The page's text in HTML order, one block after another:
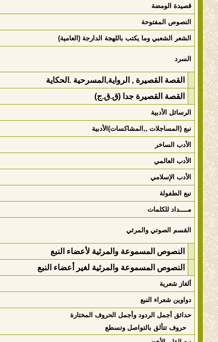
قصيدة الومضة
النصوص المفتوحة
الشعر الشعبي وما يكتب باللهجة الدارجة (العامية)
السرد
القصة القصيرة , الرواية,المسرحية .الحكاية
القصة القصيرة جدا (ق.ق.ج)
الرسائل الأدبية
نبع (المساجلات ,,المشاكسات)الأدبية
الأدب الساخر
الأدب العالمي
الأدب الإسلامي
نبع الطفولة
مــــداد للكلمات
القسم الصوتي والمرئي
النصوص المسموعة والمرئية لأعضاء النبع
النصوص المسموعة والمرئية لغير أعضاء النبع
ألغاز شعرية
دواوين شعراء النبع
حدائق أجمل الردود وأجمل الحروف المختارة
حروف تتألق بالتواصل وتسطع